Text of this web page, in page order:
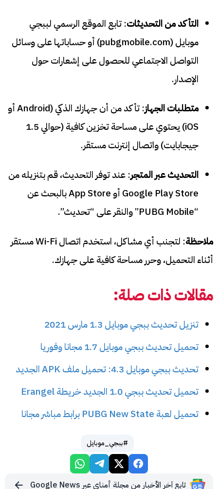
التأكد من التحديثات: تابع الموقع الرسمي لببجي
موبايل (pubgmobile.com) أو حساباتها على وسائل
التواصل الاجتماعي للحصول على إشعارات حول
الإصدار.
متطلبات الجهاز
: تأكد من أن جهازك الذكي (Android أو
iOS) يحتوي على مساحة تخزين كافية (حوالي 1.5
جيجابايت) واتصال إنترنت مستقر.
التحديث عبر المتجر: عند توفر التحديث، قم بتنزيله من
Google Play Store أو App Store بالبحث عن
“PUBG Mobile” والنقر على “تحديث”.
ملاحظة
: لتجنب أي مشاكل، استخدم اتصال Wi-Fi مستقر
أثناء التحميل، وحرر مساحة كافية على جهازك.
مقالات ذات صلة:
تنزيل تحديث ببجي موبايل 1.3 مارس 2021
تحميل تحديث ببجي موبايل 1.7 مجانا وفوريا
تحديث ببجي موبايل 4.3: تحميل ملف APK الجديد
تحميل تحديث ببجي 1.0 الجديد خريطة Erangel
تحميل لعبة PUBG New State برابط مباشر مجانا
#ببجي_موبايل
تابع آخر الأخبار من مجلة أمناي عبر Google News